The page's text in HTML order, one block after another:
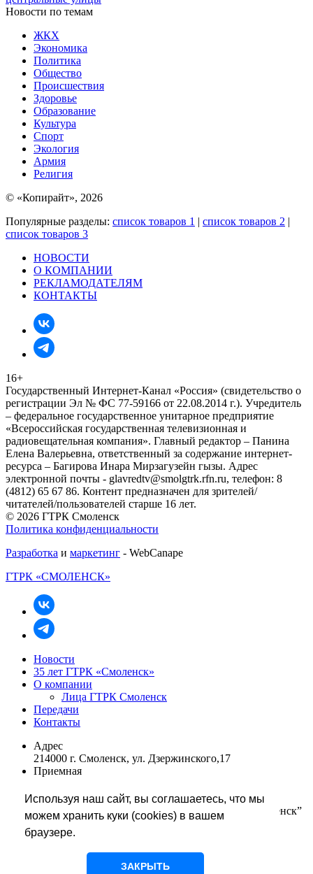
Используя наш сайт, вы соглашаетесь, что мы
можем хранить куки (cookies) в вашем
браузере.
ЗАКРЫТЬ
Новости по темам
ЖКХ
Экономика
Политика
Общество
Происшествия
Здоровье
Образование
Культура
Спорт
Экология
Армия
Религия
© «Копирайт», 2026
Популярные разделы: список товаров 1 | список товаров 2 |
список товаров 3
НОВОСТИ
О КОМПАНИИ
РЕКЛАМОДАТЕЛЯМ
КОНТАКТЫ
16+
Государственный Интернет-Канал «Россия» (свидетельство о
регистрации Эл № ФС 77-59166 от 22.08.2014 г.). Учредитель
– федеральное государственное унитарное предприятие
«Всероссийская государственная телевизионная и
радиовещательная компания». Главный редактор – Панина
Елена Валерьевна, ответственный за содержание интернет-
ресурса – Багирова Инара Мирзагузейн гызы. Адрес
электронной почты - glavredtv@smolgtrk.rfn.ru, телефон: 8
(4812) 65 67 86. Контент предназначен для зрителей/
читателей/пользователей старше 16 лет.
© 2026 ГТРК Смоленск
Политика конфиденциальности
Разработка и маркетинг - WebCanape
ГТРК «СМОЛЕНСК»
Новости
35 лет ГТРК «Смоленск»
О компании
Лица ГТРК Смоленск
Передачи
Контакты
Адрес
214000 г. Смоленск, ул. Дзержинского,17
Приемная
rukovodstvo@smolgtrk.rfn.ru
Редакция информации телевидения “Вести-Смоленск”
+7 (4812) 65 67 86
tvnews@smolgtrk.rfn.ru
Редакция службы радиовещания